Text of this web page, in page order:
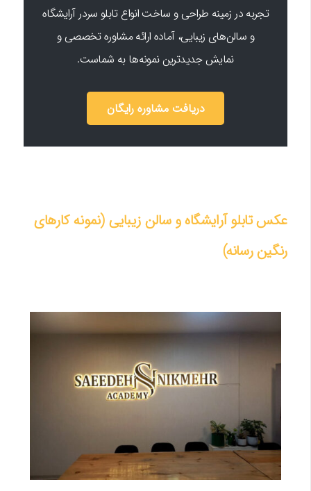
تجربه در زمینه طراحی و ساخت انواع تابلو سردر آرایشگاه
و سالن‌های زیبایی، آماده ارائه مشاوره تخصصی و
نمایش جدیدترین نمونه‌ها به شماست.
دریافت مشاوره رایگان
عکس تابلو آرایشگاه و سالن زیبایی (نمونه کارهای
رنگین رسانه)